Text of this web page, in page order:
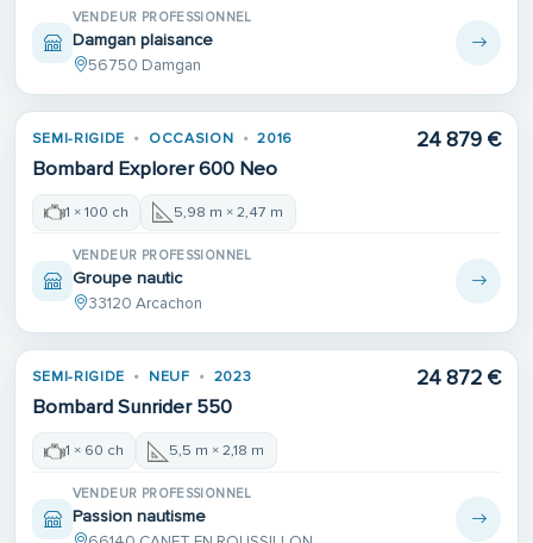
VENDEUR PROFESSIONNEL
Damgan plaisance
56750 Damgan
SEMI-RIGIDE OCCASION 2016
Bombard Explorer 600 Neo
24 879 €
1 × 100 ch 5,98 m × 2,47 m
VENDEUR PROFESSIONNEL
Groupe nautic
33120 Arcachon
SEMI-RIGIDE NEUF 2023
Bombard Sunrider 550
24 872 €
1 × 60 ch 5,5 m × 2,18 m
VENDEUR PROFESSIONNEL
Passion nautisme